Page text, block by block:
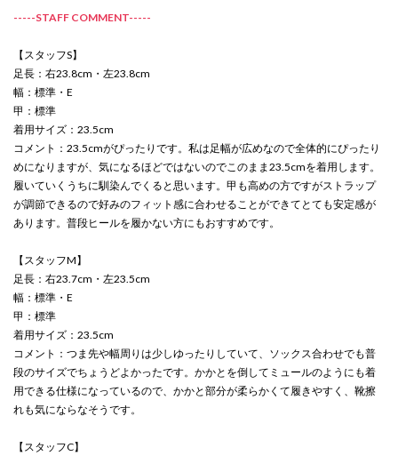
-----STAFF COMMENT-----
【スタッフS】
足長：右23.8cm・左23.8cm
幅：標準・E
甲：標準
着用サイズ：23.5cm
コメント：23.5cmがぴったりです。私は足幅が広めなので全体的にぴったり
めになりますが、気になるほどではないのでこのまま23.5cmを着用します。
履いていくうちに馴染んでくると思います。甲も高めの方ですがストラップ
が調節できるので好みのフィット感に合わせることができてとても安定感が
あります。普段ヒールを履かない方にもおすすめです。
【スタッフM】
足長：右23.7cm・左23.5cm
幅：標準・E
甲：標準
着用サイズ：23.5cm
コメント：つま先や幅周りは少しゆったりしていて、ソックス合わせでも普
段のサイズでちょうどよかったです。かかとを倒してミュールのようにも着
用できる仕様になっているので、かかと部分が柔らかくて履きやすく、靴擦
れも気にならなそうです。
【スタッフC】